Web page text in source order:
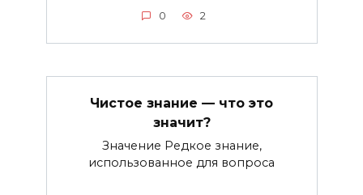
0 2
Чистое знание — что это
значит?
Значение Редкое знание,
использованное для вопроса